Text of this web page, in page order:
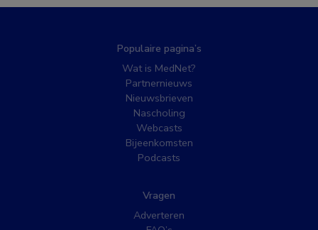
Populaire pagina’s
Wat is MedNet?
Partnernieuws
Nieuwsbrieven
Nascholing
Webcasts
Bijeenkomsten
Podcasts
Vragen
Adverteren